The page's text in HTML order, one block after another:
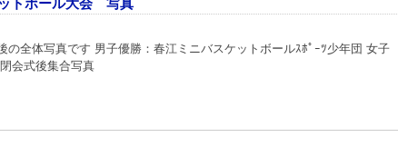
トボール大会 写真
の全体写真です 男子優勝：春江ミニバスケットボールｽﾎﾟｰﾂ少年団 女子
会式後集合写真